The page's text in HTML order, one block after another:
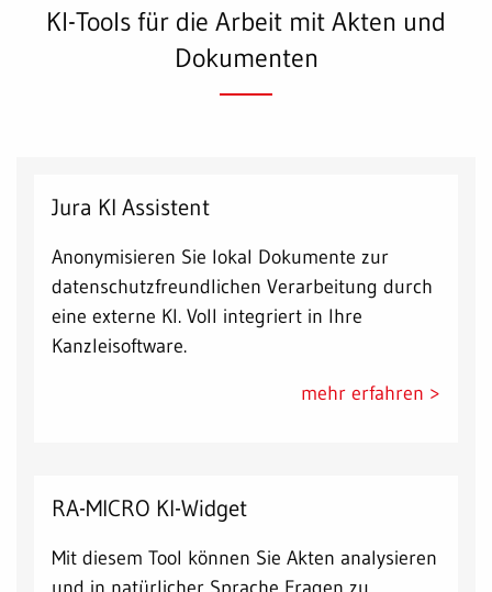
KI-Tools für die Arbeit mit Akten und
Dokumenten
Jura KI Assistent
Anonymisieren Sie lokal Dokumente zur
datenschutzfreundlichen Verarbeitung durch
eine externe KI. Voll integriert in Ihre
Kanzleisoftware.
mehr erfahren >
RA-MICRO KI-Widget
Mit diesem Tool können Sie Akten analysieren